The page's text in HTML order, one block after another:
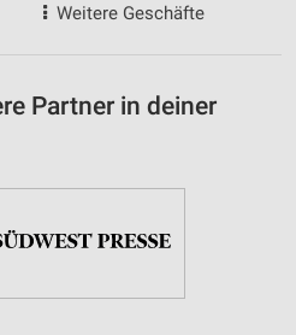
Weitere Geschäfte
Partner in deiner